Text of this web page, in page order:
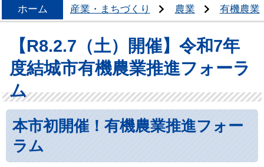
ホーム 産業・まちづくり 農業 有機農業
【R8.2.7（土）開催】令和7年
度結城市有機農業推進フォーラ
ム
本市初開催！有機農業推進フォー
ラム